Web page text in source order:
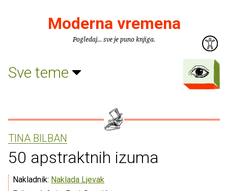
Moderna vremena
Pogledaj... sve je puno knjiga.
Sve teme
TINA BILBAN
50 apstraktnih izuma
Nakladnik: Naklada Ljevak